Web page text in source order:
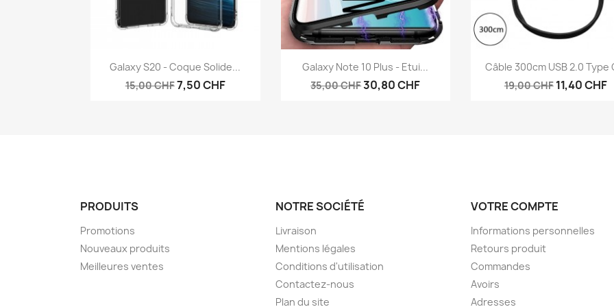
Aperçu rapide
Galaxy S20 - Coque Solide...
15,00 CHF7,50 CHF
Aperçu rapide
Galaxy Note 10 Plus - Etui...
35,00 CHF30,80 CHF
Aperçu rapide
Câble 300cm USB 2.0 Type
19,00 CHF 11,40 CHF
PRODUITS
Promotions
Nouveaux produits
Meilleures ventes
NOTRE SOCIÉTÉ
Livraison
Mentions légales
Conditions d'utilisation
Contactez-nous
Plan du site
VOTRE COMPTE
Informations personnelles
Retours produit
Commandes
Avoirs
Adresses